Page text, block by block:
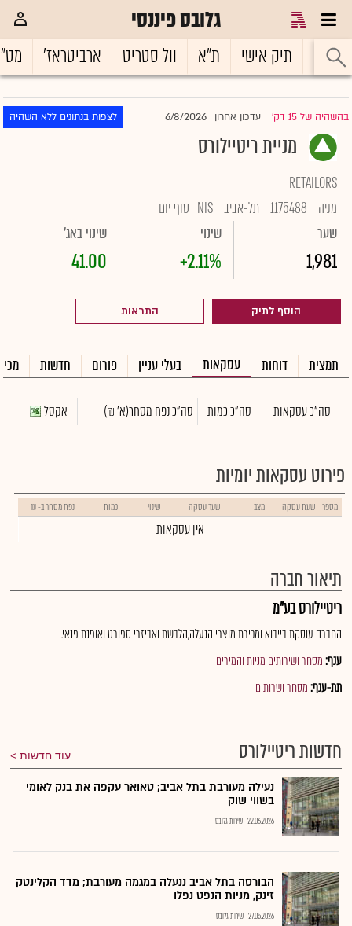
גלובס פיננסי
ראשי תיק אישי ת"א וול סטריט ארביטראז'
בהשהיה של 15 דק' |עדכון אחרון 6/8/2026 לצפות בנתונים ללא השהיה
מניית ריטיילורס
RETAILORS
מניה
1175488 תל-אביב NIS סוף יום
שער
1,981
שינוי
+2.11%
שינוי באג'
41.00
הוסף לתיק התראות
תמצית דוחות עסקאות בעלי עניין פורום חדשות
סה"כ עסקאות סה"כ כמות סה"כ נפח מסחר(א' ₪) אקסל
פירוט עסקאות יומיות
מספר שעת עסקה מצב שער עסקה שינוי כמות נפח מסחר ב- ₪
אין עסקאות
תיאור חברה
ריטיילורס בע"מ
החברה עוסקת בייבוא ומכירת מוצרי הנעלה,הלבשת ואביזרי ספורט ואופנת פנאי.
ענף:מסחר ושירותים מניות והמירים
תת-ענף:מסחר ושרותים
חדשות ריטיילורס עוד חדשות
נעילה מעורבת בתל אביב; טאואר עקפה את בנק לאומי
בשווי שוק
22.06.2026 שירות גלובס
הבורסה בתל אביב ננעלה במגמה מעורבת; מדד הקלינטק
זינק, מניות הנפט נפלו
27.05.2026 שירות גלובס